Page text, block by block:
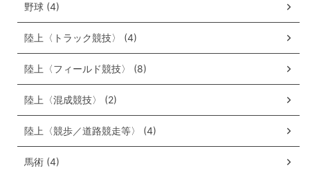
野球 (4)
陸上〈トラック競技〉 (4)
陸上〈フィールド競技〉 (8)
陸上〈混成競技〉 (2)
陸上〈競歩／道路競走等〉 (4)
馬術 (4)